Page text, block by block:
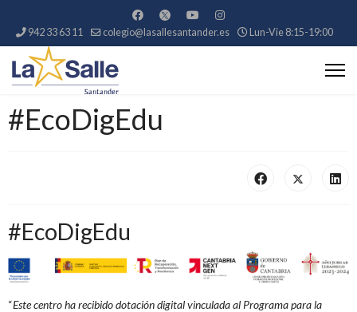
942 33 63 11 colegio@lasallesantander.es Lun-Vie 8:15-19:00
#EcoDigEdu
#EcoDigEdu
“Este centro ha recibido dotación digital vinculada al Programa para la